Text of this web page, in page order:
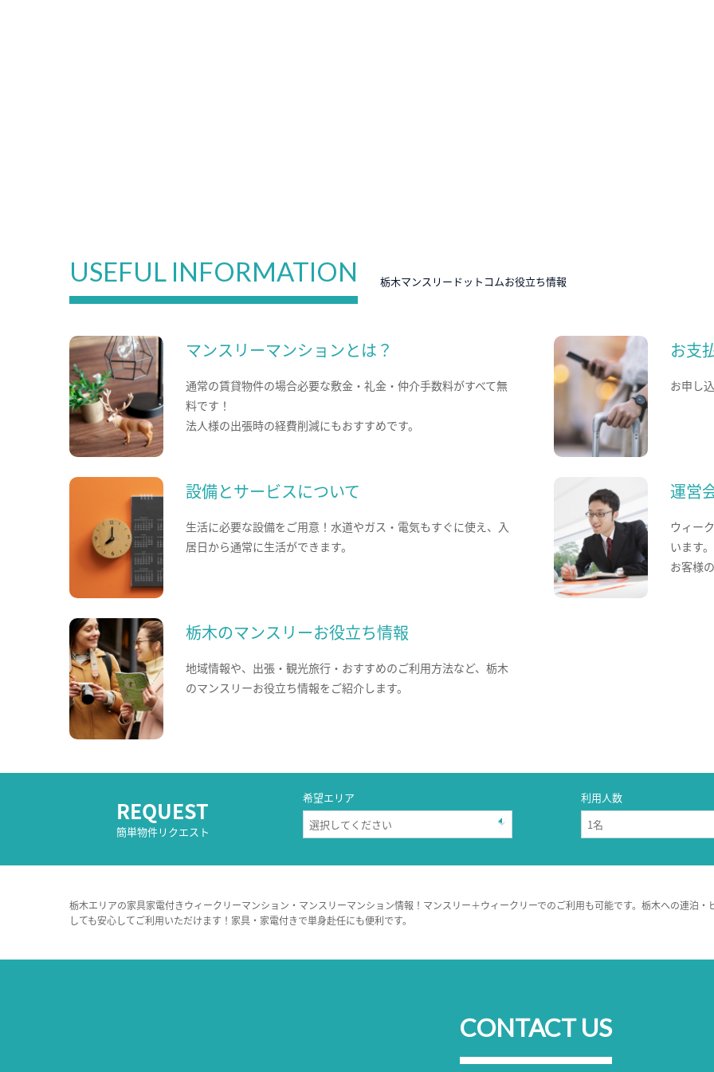
USEFUL INFORMATION 栃木マンスリードットコムお役立ち情報
マンスリーマンションとは？
通常の賃貸物件の場合必要な敷金・礼金・仲介手数料がすべて無
料です！
法人様の出張時の経費削減にもおすすめです。
お支
お申し
設備とサービスについて
生活に必要な設備をご用意！水道やガス・電気もすぐに使え、入
居日から通常に生活ができます。
運営
ウィー
います。
お客様
栃木のマンスリーお役立ち情報
地域情報や、出張・観光旅行・おすすめのご利用方法など、栃木
のマンスリーお役立ち情報をご紹介します。
REQUEST
簡単物件リクエスト
希望エリア 利用人数
栃木エリアの家具家電付きウィークリーマンション・マンスリーマンション情報！マンスリー＋ウィークリーでのご利用も可能です。栃木への連泊
しても安心してご利用いただけます！家具・家電付きで単身赴任にも便利です。
CONTACT US